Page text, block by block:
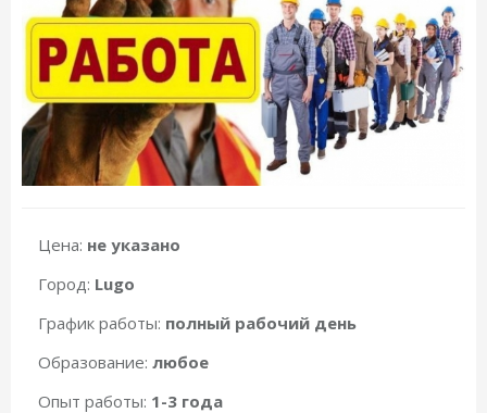
Цена: не указано
Город: Lugo
График работы: полный рабочий день
Образование: любое
Опыт работы: 1-3 года